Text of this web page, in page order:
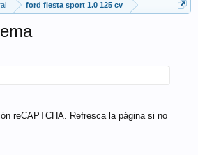
ford fiesta sport 1.0 125 cv
reCAPTCHA. Refresca la página si no